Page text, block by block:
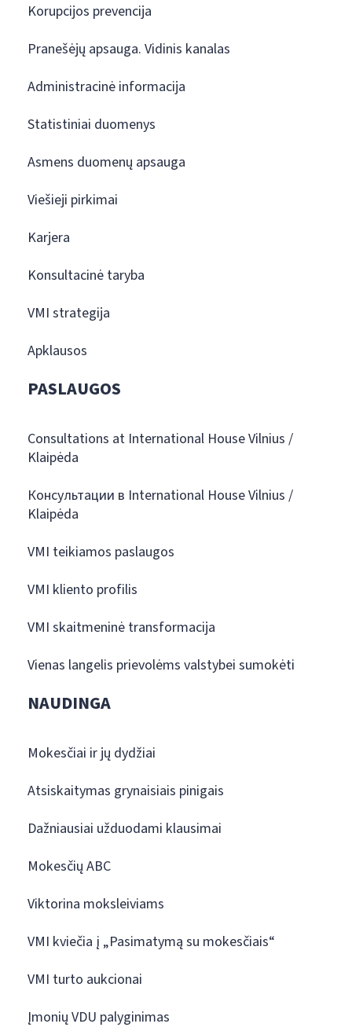
Korupcijos prevencija
Pranešėjų apsauga. Vidinis kanalas
Administracinė informacija
Statistiniai duomenys
Asmens duomenų apsauga
Viešieji pirkimai
Karjera
Konsultacinė taryba
VMI strategija
Apklausos
PASLAUGOS
Consultations at International House Vilnius /
Klaipėda
Консультации в International House Vilnius /
Klaipėda
VMI teikiamos paslaugos
VMI kliento profilis
VMI skaitmeninė transformacija
Vienas langelis prievolėms valstybei sumokėti
NAUDINGA
Mokesčiai ir jų dydžiai
Atsiskaitymas grynaisiais pinigais
Dažniausiai užduodami klausimai
Mokesčių ABC
Viktorina moksleiviams
VMI kviečia į „Pasimatymą su mokesčiais“
VMI turto aukcionai
Įmonių VDU palyginimas